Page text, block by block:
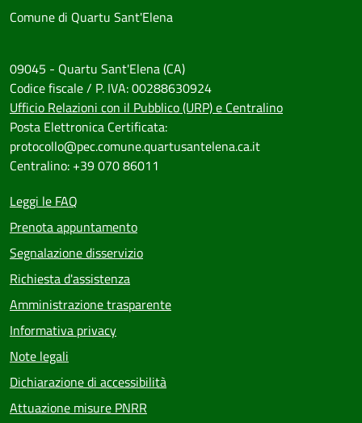
Comune di Quartu Sant'Elena
09045 - Quartu Sant'Elena (CA)
Codice fiscale / P. IVA: 00288630924
Ufficio Relazioni con il Pubblico (URP) e Centralino
Posta Elettronica Certificata:
protocollo@pec.comune.quartusantelena.ca.it
Centralino: +39 070 86011
Leggi le FAQ
Prenota appuntamento
Segnalazione disservizio
Richiesta d'assistenza
Amministrazione trasparente
Informativa privacy
Note legali
Dichiarazione di accessibilità
Attuazione misure PNRR